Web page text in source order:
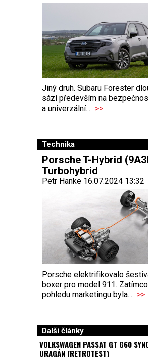
Jiný druh. Subaru Forester
sází především na
a univerzální... >>
Technika
Porsche T-Hybrid
Turbohybrid
Petr Hanke 16.07.2024 13:32
Porsche elektrifikovalo
boxer pro model 911.
pohledu marketingu byla... >>
Další články
VOLKSWAGEN PASSAT GT G60
URAGÁN (RETROTEST)